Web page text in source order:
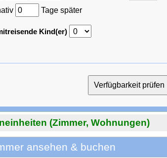
Tage später
Kind(er)
(Zimmer, Wohnungen)
ansehen & buchen